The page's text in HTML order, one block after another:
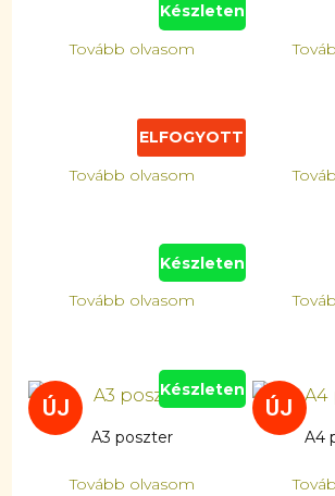
Készleten
Tovább olvasom
ELFOGYOTT
Tovább olvasom
Készleten
Tovább olvasom
ÚJ
Készleten
A3 poszter
Tovább olvasom
ÚJ
A4